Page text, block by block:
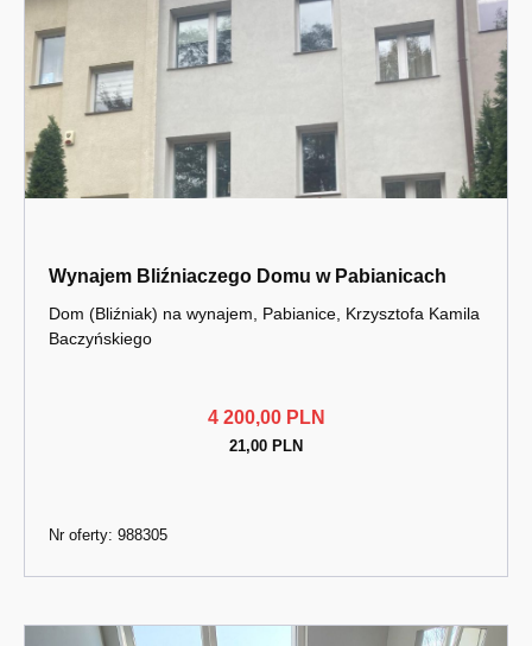
Wynajem Bliźniaczego Domu w Pabianicach
Dom (Bliźniak) na wynajem, Pabianice, Krzysztofa Kamila
Baczyńskiego
4 200,00 PLN
21,00 PLN
Nr oferty: 988305